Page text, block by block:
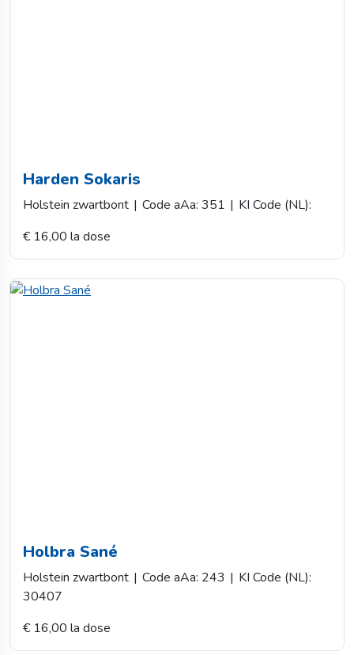
Harden Sokaris
Holstein zwartbont | Code aAa: 351 | KI Code (NL):
€ 16,00 la dose
Holbra Sané
Holstein zwartbont | Code aAa: 243 | KI Code (NL):
30407
€ 16,00 la dose